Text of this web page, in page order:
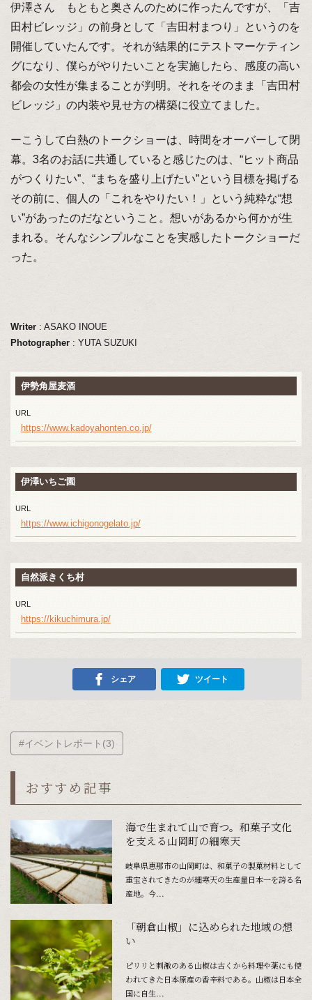
伊澤さん もともと奥さんのために作ったんですが、「吉
田村ビレッジ」の前身として「吉田村まつり」というのを
開催していたんです。それが結果的にテストマーケティン
グになり、僕らがやりたいことを実施したら、感度の高い
都会の女性が集まることが判明。それをそのまま「吉田村
ビレッジ」の内装や見せ方の構築に役立てました。
ーこうして白熱のトークショーは、時間をオーバーして閉
幕。3名のお話に共通していると感じたのは、“ヒット商品
がつくりたい”、“まちを盛り上げたい”という目標を掲げる
その前に、個人の「これをやりたい！」という純粋な“想
い”があったのだなということ。想いがあるから何かが生
まれる。そんなシンプルなことを実感したトークショーだ
った。
Writer: ASAKO INOUE
Photographer: YUTA SUZUKI
伊勢角屋麦酒
URL
https://www.kadoyahonten.co.jp/
伊澤いちご園
URL
https://www.ichigonogelato.jp/
自然派きくち村
URL
https://kikuchimura.jp/
シェア ツイート
#イベントレポート(3)
おすすめ記事
海で生まれて山で育つ。和菓子文化
を支える山岡町の細寒天
岐阜県恵那市の山岡町は、和菓子の製菓材料として
重宝されてきたのが細寒天の生産量日本一を誇る名
産地。今...
「朝倉山椒」に込められた地域の想
い
ピリリと刺激のある山椒は古くから料理や薬にも使
われてきた日本原産の香辛料である。山椒は日本全
国に自生...